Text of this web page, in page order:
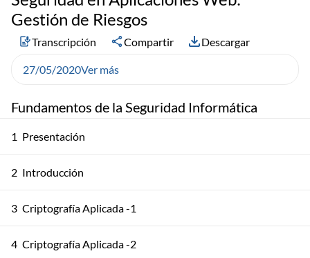
Fundamentos de la Seguridad Informática
1 Presentación
2 Introducción
3 Criptografía Aplicada -1
4 Criptografía Aplicada -2
Gestión de Riesgos
Transcripción Compartir Descargar
27/05/2020Ver más